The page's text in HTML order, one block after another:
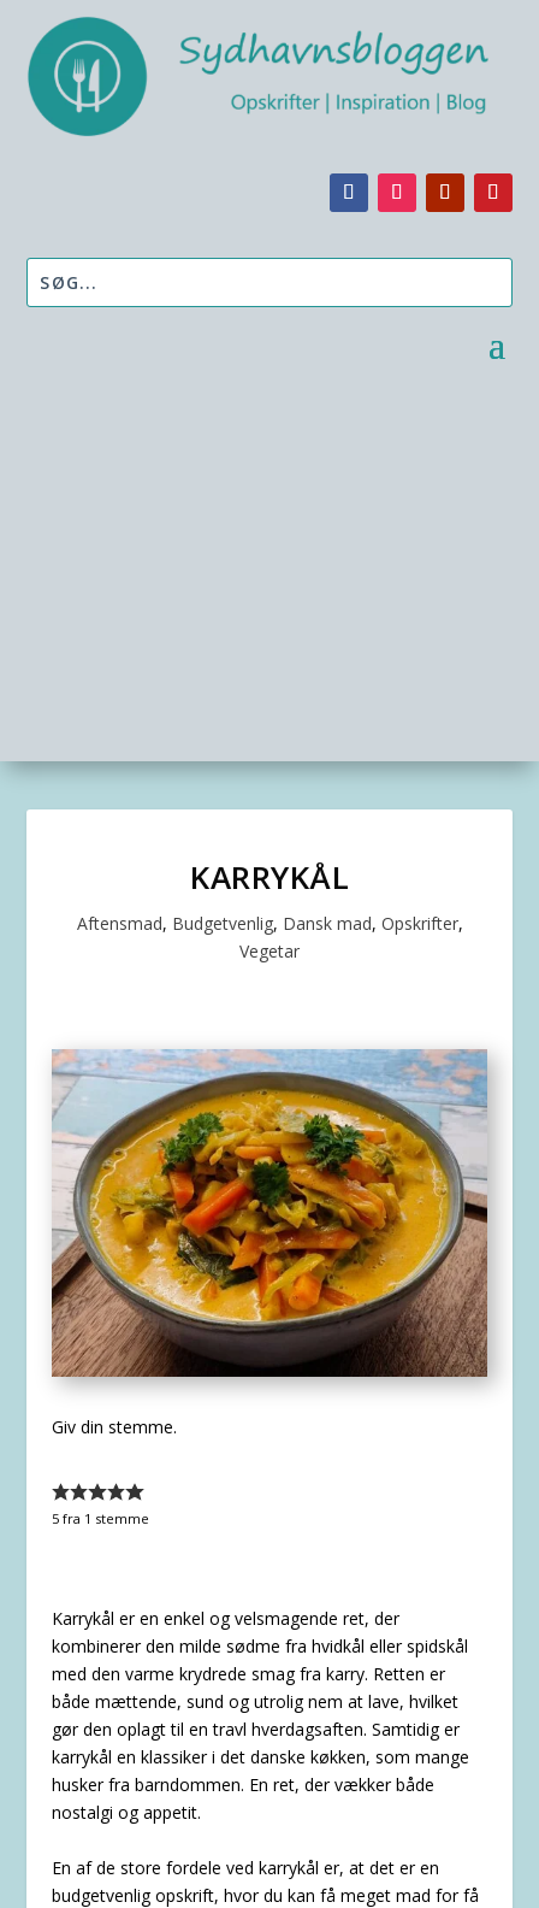
KARRYKÅL
Aftensmad, Budgetvenlig, Dansk mad, Opskrifter,
Vegetar
Giv din stemme.
5fra 1 stemme
Karrykål er en enkel og velsmagende ret, der
kombinerer den milde sødme fra hvidkål eller spidskål
med den varme krydrede smag fra karry. Retten er
både mættende, sund og utrolig nem at lave, hvilket
gør den oplagt til en travl hverdagsaften. Samtidig er
karrykål en klassiker i det danske køkken, som mange
husker fra barndommen. En ret, der vækker både
nostalgi og appetit.
En af de store fordele ved karrykål er, at det er en
budgetvenlig opskrift, hvor du kan få meget mad for få